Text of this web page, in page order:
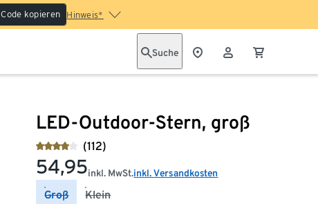
Code kopieren Hinweis*
Suche
LED-Outdoor-Stern, groß
(112)
54,95inkl. MwSt.inkl. Versandkosten
Groß Klein